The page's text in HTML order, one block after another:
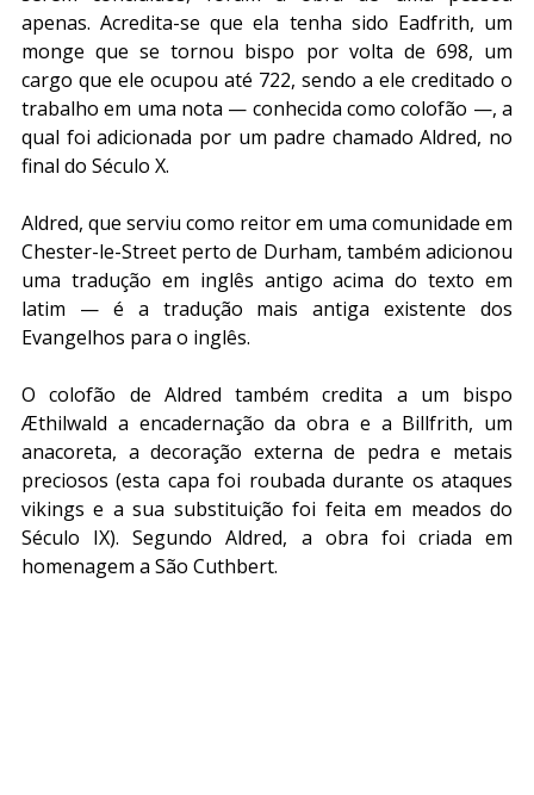
apenas. Acredita-se que ela tenha sido Eadfrith, um
monge que se tornou bispo por volta de 698, um
cargo que ele ocupou até 722, sendo a ele creditado o
trabalho em uma nota — conhecida como colofão —, a
qual foi adicionada por um padre chamado Aldred, no
final do Século X.
Aldred, que serviu como reitor em uma comunidade em
Chester-le-Street perto de Durham, também adicionou
uma tradução em inglês antigo acima do texto em
latim — é a tradução mais antiga existente dos
Evangelhos para o inglês.
O colofão de Aldred também credita a um bispo
Æthilwald a encadernação da obra e a Billfrith, um
anacoreta, a decoração externa de pedra e metais
preciosos (esta capa foi roubada durante os ataques
vikings e a sua substituição foi feita em meados do
Século IX). Segundo Aldred, a obra foi criada em
homenagem a São Cuthbert.